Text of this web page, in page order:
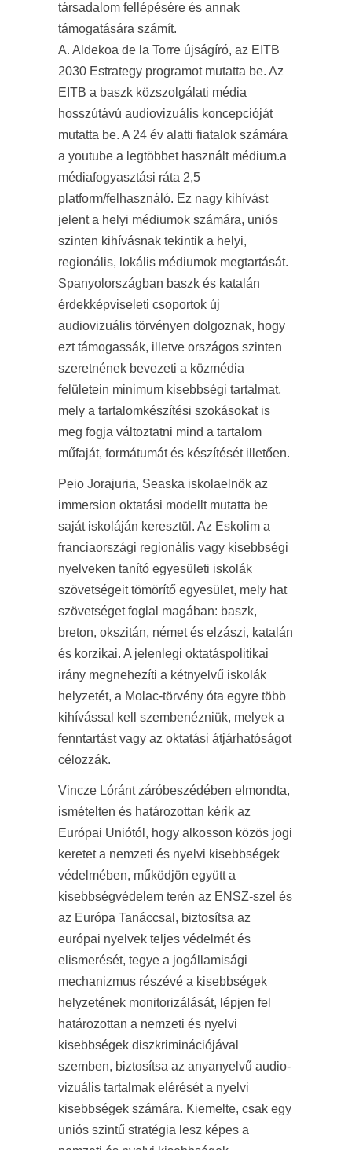
társadalom fellépésére és annak
támogatására számít.
A. Aldekoa de la Torre újságíró, az EITB
2030 Estrategy programot mutatta be. Az
EITB a baszk közszolgálati média
hosszútávú audiovizuális koncepcióját
mutatta be. A 24 év alatti fiatalok számára
a youtube a legtöbbet használt médium.a
médiafogyasztási ráta 2,5
platform/felhasználó. Ez nagy kihívást
jelent a helyi médiumok számára, uniós
szinten kihívásnak tekintik a helyi,
regionális, lokális médiumok megtartását.
Spanyolországban baszk és katalán
érdekképviseleti csoportok új
audiovizuális törvényen dolgoznak, hogy
ezt támogassák, illetve országos szinten
szeretnének bevezeti a közmédia
felületein minimum kisebbségi tartalmat,
mely a tartalomkészítési szokásokat is
meg fogja változtatni mind a tartalom
műfaját, formátumát és készítését illetően.
Peio Jorajuria, Seaska iskolaelnök az
immersion oktatási modellt mutatta be
saját iskoláján keresztül. Az Eskolim a
franciaországi regionális vagy kisebbségi
nyelveken tanító egyesületi iskolák
szövetségeit tömörítő egyesület, mely hat
szövetséget foglal magában: baszk,
breton, okszitán, német és elzászi, katalán
és korzikai. A jelenlegi oktatáspolitikai
irány megnehezíti a kétnyelvű iskolák
helyzetét, a Molac-törvény óta egyre több
kihívással kell szembenézniük, melyek a
fenntartást vagy az oktatási átjárhatóságot
célozzák.
Vincze Lóránt záróbeszédében elmondta,
ismételten és határozottan kérik az
Európai Uniótól, hogy alkosson közös jogi
keretet a nemzeti és nyelvi kisebbségek
védelmében, működjön együtt a
kisebbségvédelem terén az ENSZ-szel és
az Európa Tanáccsal, biztosítsa az
európai nyelvek teljes védelmét és
elismerését, tegye a jogállamisági
mechanizmus részévé a kisebbségek
helyzetének monitorizálását, lépjen fel
határozottan a nemzeti és nyelvi
kisebbségek diszkriminációjával
szemben, biztosítsa az anyanyelvű audio-
vizuális tartalmak elérését a nyelvi
kisebbségek számára. Kiemelte, csak egy
uniós szintű stratégia lesz képes a